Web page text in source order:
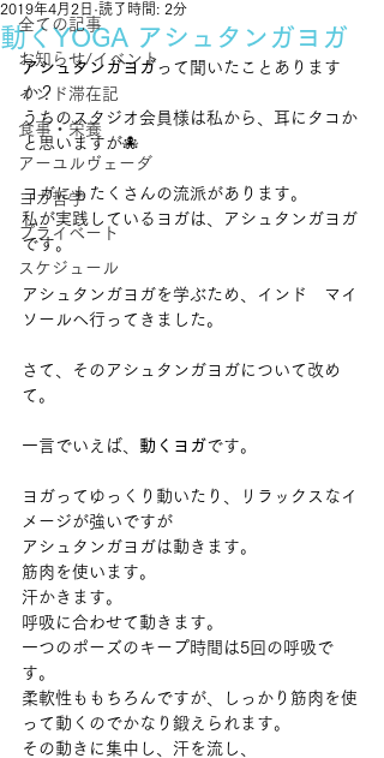
全ての記事
お知らせ/イベント
インド滞在記
食事・栄養
アーユルヴェーダ
ヨガ哲学
プライベート
スケジュール
動くYOGA アシュタンガヨガ
2019年4月2日 読了時間: 2分
アシュタンガヨガって聞いたことあります
か？
うちのスタジオ会員様は私から、耳にタコか
と思いますが🐙
ヨガにもたくさんの流派があります。
私が実践しているヨガは、アシュタンガヨガ
です。
アシュタンガヨガを学ぶため、インド　マイ
ソールへ行ってきました。
さて、そのアシュタンガヨガについて改め
て。
一言でいえば、 動くヨガです。
ヨガってゆっくり動いたり、リラックスなイ
メージが強いですが
アシュタンガヨガは動きます。
筋肉を使います。
汗かきます。
呼吸に合わせて動きます。
一つのポーズのキープ時間は5回の呼吸で
す。
柔軟性ももちろんですが、しっかり筋肉を使
って動くのでかなり鍛えられます。
その動きに集中し、汗を流し、